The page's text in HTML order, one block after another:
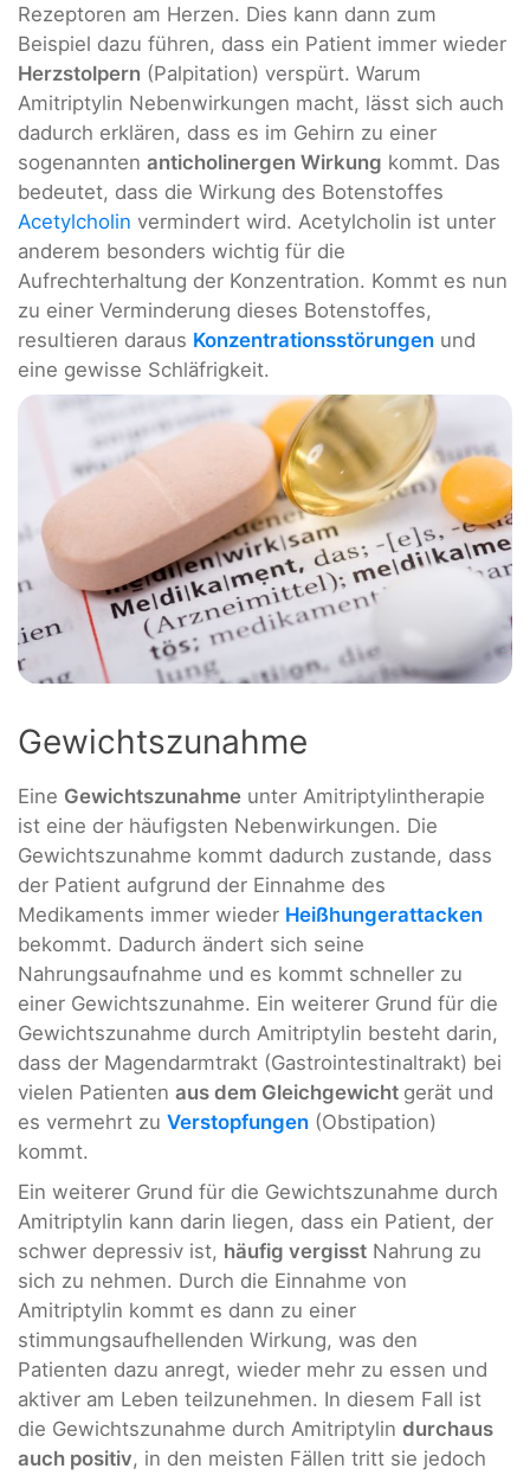
Rezeptoren am Herzen. Dies kann dann zum
Beispiel dazu führen, dass ein Patient immer wieder
Herzstolpern (Palpitation) verspürt. Warum
Amitriptylin Nebenwirkungen macht, lässt sich auch
dadurch erklären, dass es im Gehirn zu einer
sogenannten anticholinergen Wirkung kommt. Das
bedeutet, dass die Wirkung des Botenstoffes
Acetylcholin vermindert wird. Acetylcholin ist unter
anderem besonders wichtig für die
Aufrechterhaltung der Konzentration. Kommt es nun
zu einer Verminderung dieses Botenstoffes,
resultieren daraus Konzentrationsstörungen und
eine gewisse Schläfrigkeit.
Gewichtszunahme
Eine Gewichtszunahme unter Amitriptylintherapie
ist eine der häufigsten Nebenwirkungen. Die
Gewichtszunahme kommt dadurch zustande, dass
der Patient aufgrund der Einnahme des
Medikaments immer wieder Heißhungerattacken
bekommt. Dadurch ändert sich seine
Nahrungsaufnahme und es kommt schneller zu
einer Gewichtszunahme. Ein weiterer Grund für die
Gewichtszunahme durch Amitriptylin besteht darin,
dass der Magendarmtrakt (Gastrointestinaltrakt) bei
vielen Patienten aus dem Gleichgewicht gerät und
es vermehrt zu Verstopfungen (Obstipation)
kommt.
Ein weiterer Grund für die Gewichtszunahme durch
Amitriptylin kann darin liegen, dass ein Patient, der
schwer depressiv ist, häufig vergisst Nahrung zu
sich zu nehmen. Durch die Einnahme von
Amitriptylin kommt es dann zu einer
stimmungsaufhellenden Wirkung, was den
Patienten dazu anregt, wieder mehr zu essen und
aktiver am Leben teilzunehmen. In diesem Fall ist
die Gewichtszunahme durch Amitriptylin durchaus
auch positiv, in den meisten Fällen tritt sie jedoch